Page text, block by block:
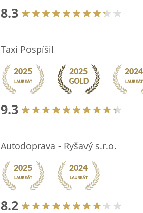
8.3
Taxi Pospíšil
9.3
Autodoprava - Ryšavý s.r.o.
8.2